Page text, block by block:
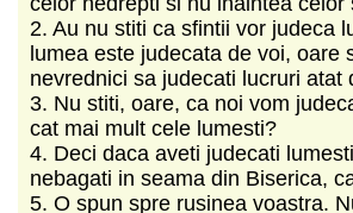
2. Au nu stiti ca sfintii vor judeca
lumea este judecata de voi, oare
nevrednici sa judecati lucruri atat
3. Nu stiti, oare, ca noi vom
cat mai mult cele lumesti?
4. Deci daca aveti judecati
nebagati in seama din Biserica,
5. O spun spre rusinea voastra.